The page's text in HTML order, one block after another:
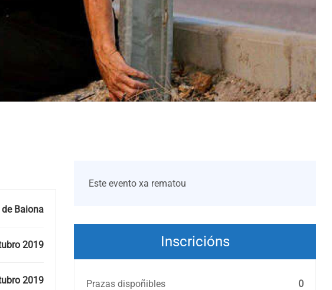
Baiona
2019
2019
Este evento xa rematou
Inscricións
Prazas dispoñibles 0